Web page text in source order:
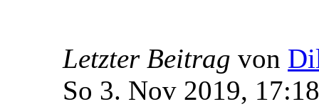
Letzter Beitrag von
So 3. Nov 2019, 17:18